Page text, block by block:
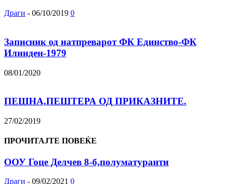
Драги - 06/10/2019 0
Записник од натпреварот ФК Единство-ФК
Илинден-1979
08/01/2020
ПЕШНА,ПЕШТЕРА ОД ПРИКАЗНИТЕ.
27/02/2019
ПРОЧИТАЈТЕ ПОВЕЌЕ
OОУ Гоце Делчев 8-б,полуматуранти
Драги - 09/02/2021 0